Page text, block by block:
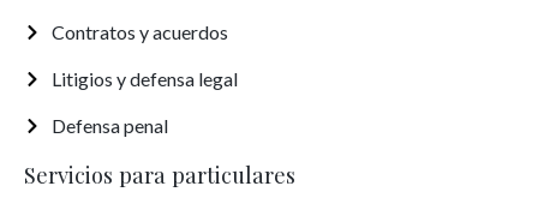
Contratos y acuerdos
Litigios y defensa legal
Defensa penal
Servicios para particulares